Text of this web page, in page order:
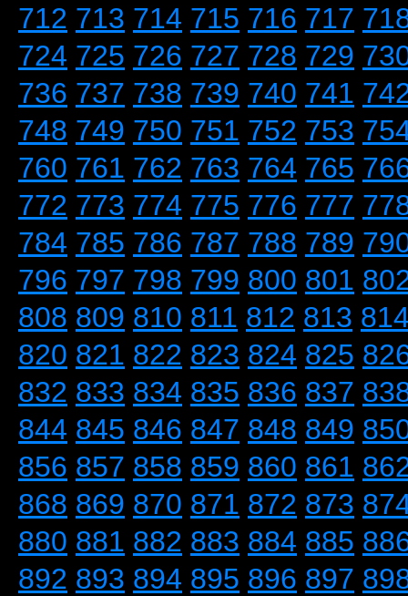
712 713 714 715 716 717
724 725 726 727 728 729
736 737 738 739 740 741
748 749 750 751 752 753
760 761 762 763 764 765
772 773 774 775 776 777
784 785 786 787 788 789
796 797 798 799 800 801
808 809 810 811 812 813
820 821 822 823 824 825
832 833 834 835 836 837
844 845 846 847 848 849
856 857 858 859 860 861
868 869 870 871 872 873
880 881 882 883 884 885
892 893 894 895 896 897